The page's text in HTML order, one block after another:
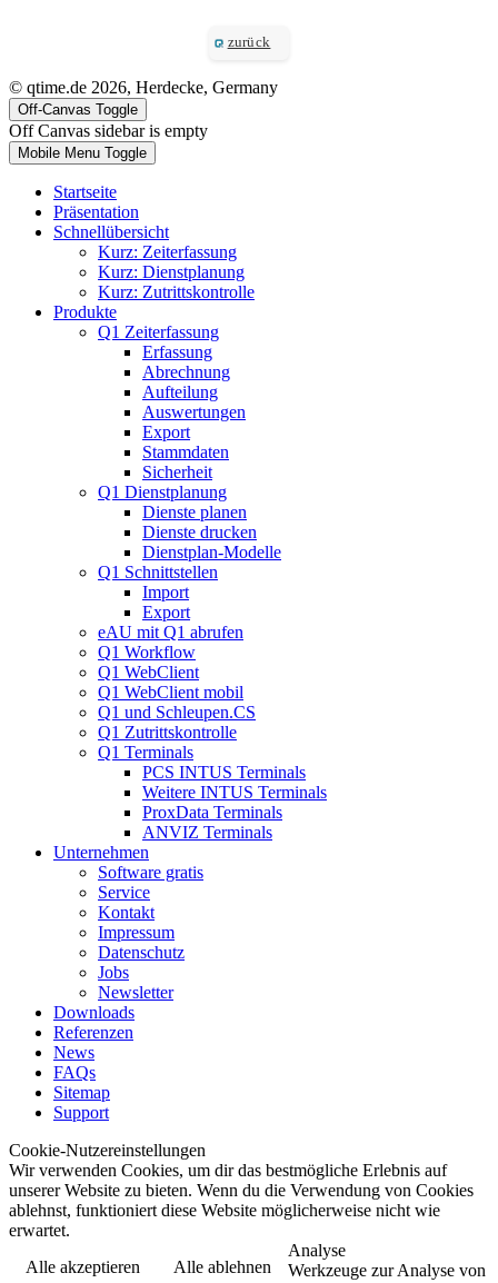
zurück
© qtime.de 2026, Herdecke, Germany
Off-Canvas Toggle
Off Canvas sidebar is empty
Mobile Menu Toggle
Startseite
Präsentation
Schnellübersicht
Kurz: Zeiterfassung
Kurz: Dienstplanung
Kurz: Zutrittskontrolle
Produkte
Q1 Zeiterfassung
Erfassung
Abrechnung
Aufteilung
Auswertungen
Export
Stammdaten
Sicherheit
Q1 Dienstplanung
Dienste planen
Dienste drucken
Dienstplan-Modelle
Q1 Schnittstellen
Import
Export
eAU mit Q1 abrufen
Q1 Workflow
Q1 WebClient
Q1 WebClient mobil
Q1 und Schleupen.CS
Q1 Zutrittskontrolle
Q1 Terminals
PCS INTUS Terminals
Weitere INTUS Terminals
ProxData Terminals
ANVIZ Terminals
Unternehmen
Software gratis
Service
Kontakt
Impressum
Datenschutz
Jobs
Newsletter
Downloads
Referenzen
News
FAQs
Sitemap
Support
Cookie-Nutzereinstellungen
Wir verwenden Cookies, um dir das bestmögliche Erlebnis auf
unserer Website zu bieten. Wenn du die Verwendung von Cookies
ablehnst, funktioniert diese Website möglicherweise nicht wie
erwartet.
Alle akzeptieren
Alle ablehnen
Analyse
Werkzeuge zur Analyse von